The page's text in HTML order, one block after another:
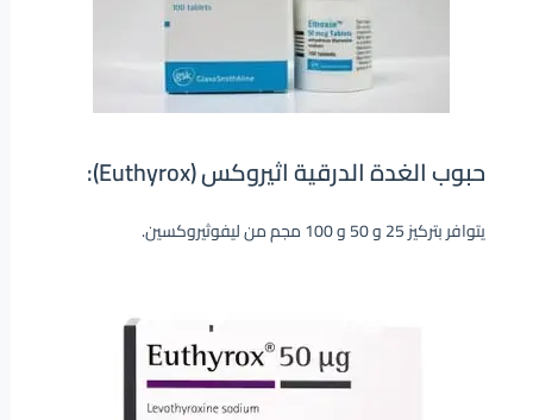
حبوب الغدة الدرقية اثيروكس (Euthyrox):
يتوافر بتركيز 25 و 50 و 100 مجم من ليفوثيروكسين.